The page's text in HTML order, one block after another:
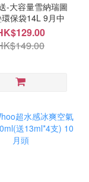
-大容量雪納瑞圖
保袋14L 9月中